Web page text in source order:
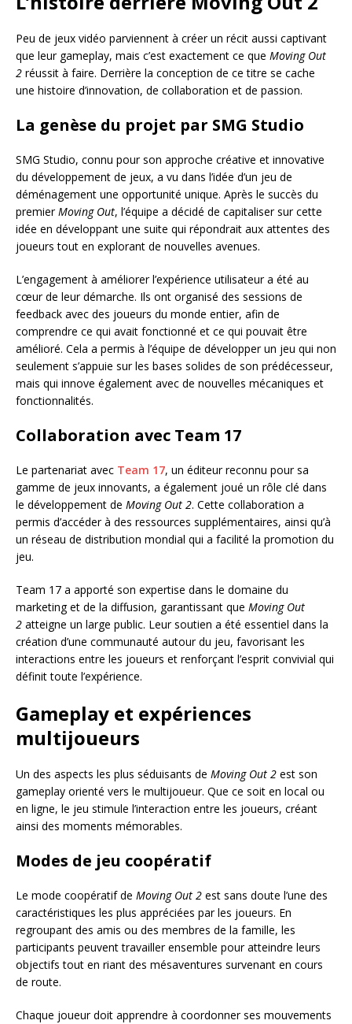
Peu de jeux vidéo parviennent à créer un récit aussi captivant
que leur gameplay, mais c’est exactement ce que Moving Out
2 réussit à faire. Derrière la conception de ce titre se cache
une histoire d’innovation, de collaboration et de passion.
La genèse du projet par SMG Studio
SMG Studio, connu pour son approche créative et innovative
du développement de jeux, a vu dans l’idée d’un jeu de
déménagement une opportunité unique. Après le succès du
premierMoving Out, l’équipe a décidé de capitaliser sur cette
idée en développant une suite qui répondrait aux attentes des
joueurs tout en explorant de nouvelles avenues.
L’engagement à améliorer l’expérience utilisateur a été au
cœur de leur démarche. Ils ont organisé des sessions de
feedback avec des joueurs du monde entier, afin de
comprendre ce qui avait fonctionné et ce qui pouvait être
amélioré. Cela a permis à l’équipe de développer un jeu qui non
seulement s’appuie sur les bases solides de son prédécesseur,
mais qui innove également avec de nouvelles mécaniques et
fonctionnalités.
Collaboration avec Team 17
Le partenariat avec Team 17, un éditeur reconnu pour sa
gamme de jeux innovants, a également joué un rôle clé dans
le développement de Moving Out 2. Cette collaboration a
permis d’accéder à des ressources supplémentaires, ainsi qu’à
un réseau de distribution mondial qui a facilité la promotion du
jeu.
Team 17 a apporté son expertise dans le domaine du
marketing et de la diffusion, garantissant que Moving Out
2 atteigne un large public. Leur soutien a été essentiel dans la
création d’une communauté autour du jeu, favorisant les
interactions entre les joueurs et renforçant l’esprit convivial qui
définit toute l’expérience.
Gameplay et expériences
multijoueurs
Un des aspects les plus séduisants de Moving Out 2 est son
gameplay orienté vers le multijoueur. Que ce soit en local ou
en ligne, le jeu stimule l’interaction entre les joueurs, créant
ainsi des moments mémorables.
Modes de jeu coopératif
Le mode coopératif de Moving Out 2 est sans doute l’une des
caractéristiques les plus appréciées par les joueurs. En
regroupant des amis ou des membres de la famille, les
participants peuvent travailler ensemble pour atteindre leurs
objectifs tout en riant des mésaventures survenant en cours
de route.
Chaque joueur doit apprendre à coordonner ses mouvements